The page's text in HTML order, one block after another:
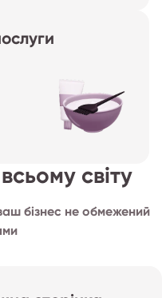
світу
бізнес не обмежений